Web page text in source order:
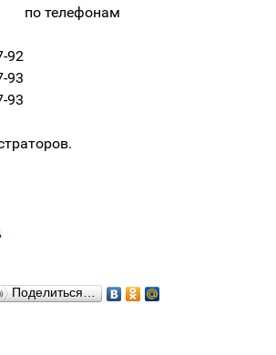
по телефонам
92
93
93
Поделиться…